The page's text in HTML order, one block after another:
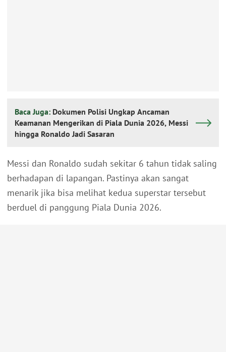
Baca Juga: Dokumen Polisi Ungkap Ancaman
Keamanan Mengerikan di Piala Dunia 2026, Messi
hingga Ronaldo Jadi Sasaran
Messi dan Ronaldo sudah sekitar 6 tahun tidak saling
berhadapan di lapangan. Pastinya akan sangat
menarik jika bisa melihat kedua superstar tersebut
berduel di panggung Piala Dunia 2026.